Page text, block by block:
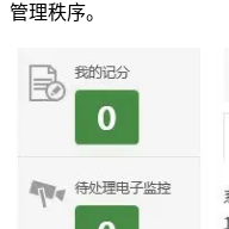
管理秩序。